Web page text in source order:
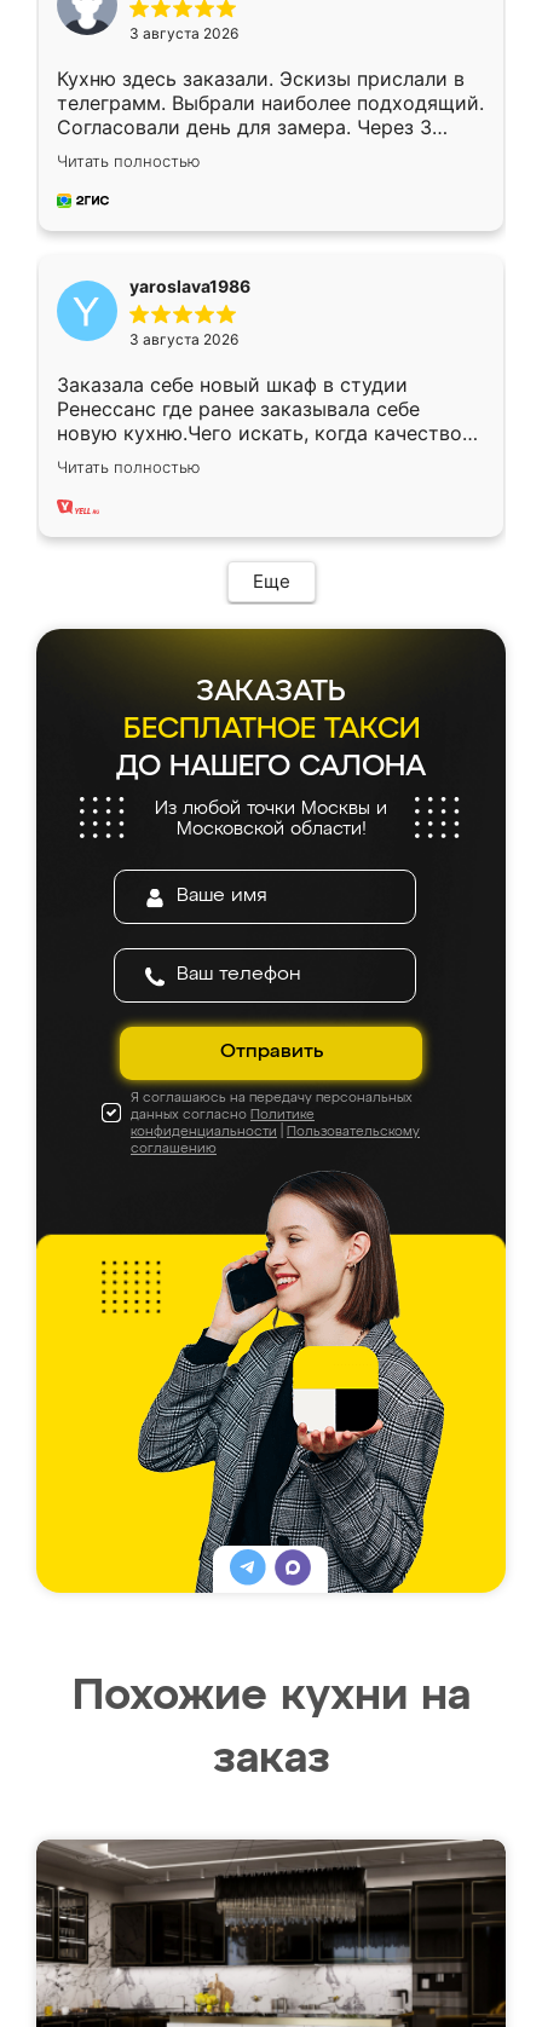
3 августа 2026
Кухню здесь заказали. Эскизы прислали в
телеграмм. Выбрали наиболее подходящий.
Согласовали день для замера. Через 3
недели кухня была уже готова. Остались
довольны работой. Спасибо Ренессанс
мебель за качественную работу!
Читать полностью
yaroslava1986
3 августа 2026
Заказала себе новый шкаф в студии
Ренессанс где ранее заказывала себе
новую кухню.Чего искать, когда качеством
вполне довольна. Служит кухня уже почти
два года, нареканий нет.
Читать полностью
Еще
ЗАКАЗАТЬ
БЕСПЛАТНОЕ ТАКСИ
ДО НАШЕГО САЛОНА
Из любой точки Москвы и
Московской области!
Отправить
Я соглашаюсь на передачу персональных
данных согласно Политике
конфиденциальности
Пользовательскому
соглашению
Похожие кухни на
заказ